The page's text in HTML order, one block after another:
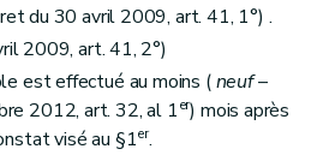
du 30 avril 2009, art. 41, 1°) .
2009, art. 41, 2°)
est effectué au moins (neuf–
2012, art. 32, al 1er) mois après
visé au §1er.